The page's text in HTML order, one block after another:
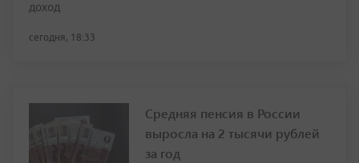
доход
сегодня, 18:33
Средняя пенсия в России
выросла на 2 тысячи рублей
за год